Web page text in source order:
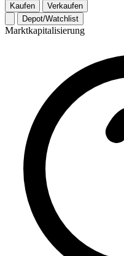
Kaufen
Verkaufen
Depot/Watchlist
Marktkapitalisierung